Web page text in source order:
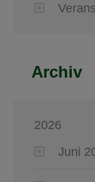
Archiv
2026
Juni